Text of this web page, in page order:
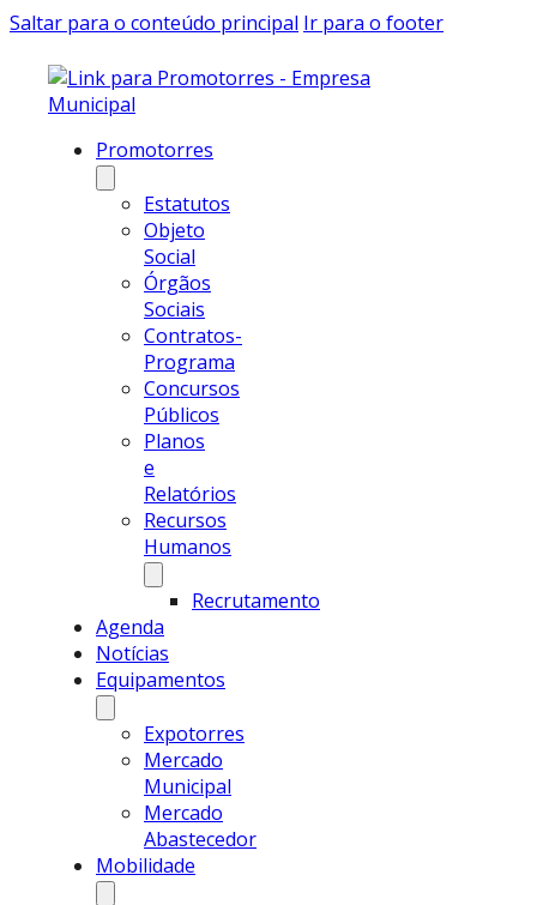
Saltar para o conteúdo principal Ir para o footer
Promotorres
Estatutos
Objeto
Social
Órgãos
Sociais
Contratos-
Programa
Concursos
Públicos
Planos
e
Relatórios
Recursos
Humanos
Recrutamento
Agenda
Notícias
Equipamentos
Expotorres
Mercado
Municipal
Mercado
Abastecedor
Mobilidade